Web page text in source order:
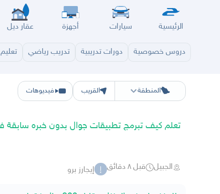
الرئيسية سيارات أجهزة عقار ديل
دروس خصوصية دورات تدريبية تدريب رياضي
المنطقة
الرياض الشرقيه حفر الباطن المدينة القصيم
القريب فيديوهات
تعلم كيف تبرمج تطبيقات جوال بدون خبره سابقة
الجبيل قبل ٨ دقائق إ إيجارز برو